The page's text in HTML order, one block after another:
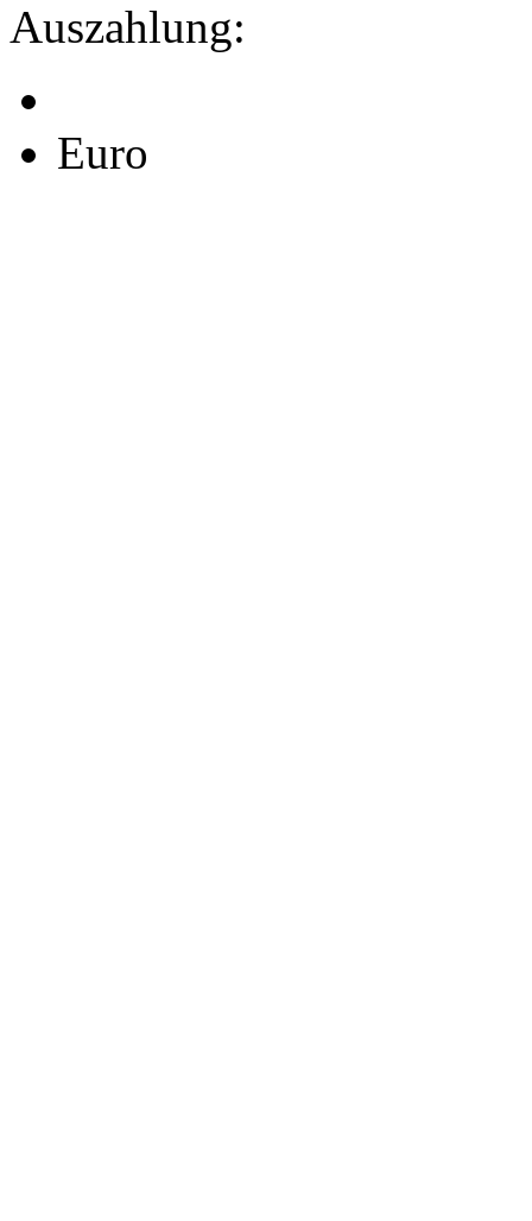
Auszahlung:
Euro